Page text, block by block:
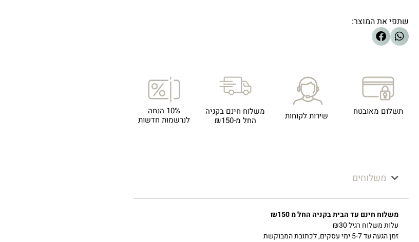
שתפי את המוצר:
תשלום מאובטח שירות לקוחות
משלוח חינם בקניה
החל מ-₪150
10% הנחה
לנרשמות חדשות
משלוחים
משלוח חינם עד הבית בקניה החל מ ₪150
עלות משלוח רגיל ₪30
זמן הגעה עד 5-7 ימי עסקים, לכתובת המבוקשת